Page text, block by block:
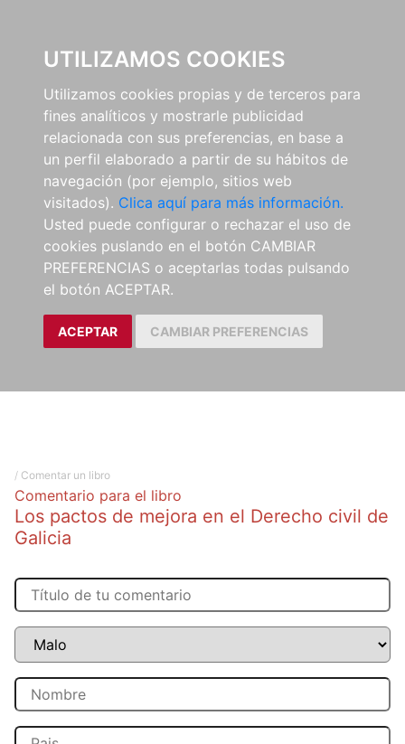
UTILIZAMOS COOKIES
Utilizamos cookies propias y de terceros para
fines analíticos y mostrarle publicidad
relacionada con sus preferencias, en base a
un perfil elaborado a partir de su hábitos de
navegación (por ejemplo, sitios web
visitados). Clica aquí para más información.
Usted puede configurar o rechazar el uso de
cookies puslando en el botón CAMBIAR
PREFERENCIAS o aceptarlas todas pulsando
el botón ACEPTAR.
ACEPTAR CAMBIAR PREFERENCIAS
/ Comentar un libro
Comentario para el libro
Los pactos de mejora en el Derecho civil de
Galicia